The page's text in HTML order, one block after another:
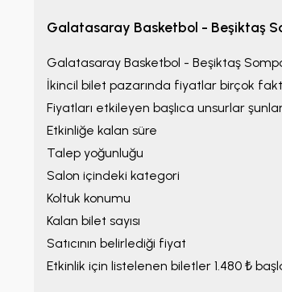
Galatasaray Basketbol - Beşiktaş
Galatasaray Basketbol - Beşiktaş
İkincil bilet pazarında fiyatlar birçok
Fiyatları etkileyen başlıca unsurlar
Etkinliğe kalan süre
Talep yoğunluğu
Salon içindeki kategori
Koltuk konumu
Kalan bilet sayısı
Satıcının belirlediği fiyat
Etkinlik için listelenen biletler 1.480 ₺